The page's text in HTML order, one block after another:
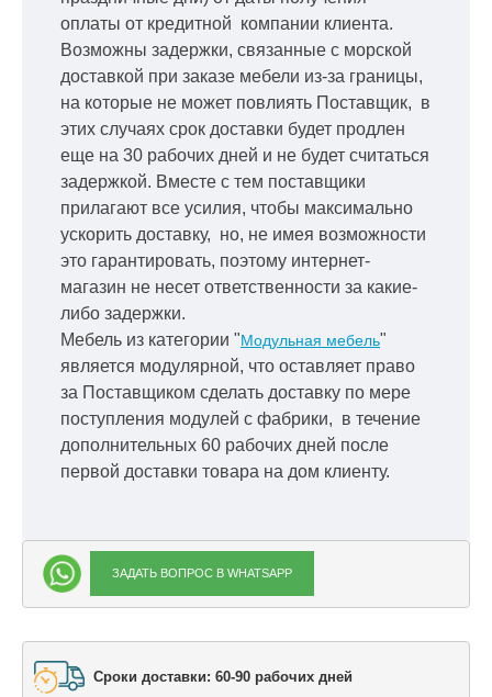
оплаты от кредитной компании клиента.
Возможны задержки, связанные с морской
доставкой при заказе мебели из-за границы,
на которые не может повлиять Поставщик, в
этих случаях срок доставки будет продлен
еще на 30 рабочих дней и не будет считаться
задержкой. Вместе с тем поставщики
прилагают все усилия, чтобы максимально
ускорить доставку, но, не имея возможности
это гарантировать, поэтому интернет-
магазин не несет ответственности за какие-
либо задержки.
Мебель из категории "Модульная мебель"
является модулярной, что оставляет право
за Поставщиком сделать доставку по мере
поступления модулей с фабрики, в течение
дополнительных 60 рабочих дней после
первой доставки товара на дом клиенту.
ЗАДАТЬ ВОПРОС В WHATSAPP
Сроки доставки: 60-90 рабочих дней